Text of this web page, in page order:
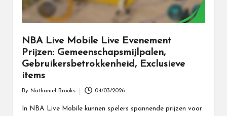
NBA Live Mobile Live Evenement
Prijzen: Gemeenschapsmijlpalen,
Gebruikersbetrokkenheid, Exclusieve
items
by
By Nathaniel Brooks 04/03/2026
In NBA Live Mobile kunnen spelers spannende prijzen voor